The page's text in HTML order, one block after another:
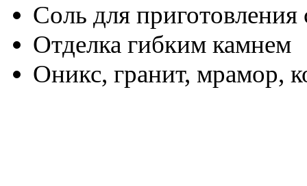
Соль для приготовления
Отделка гибким камнем
Оникс, гранит, мрамор,